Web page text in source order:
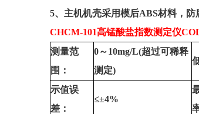
5、主机机壳采用模后ABS材料，防
CHCM-101高锰酸盐指数测定仪
测量范
围：
0～10mg/L(超过可稀释
测定)
示值误
差：
≤±4%